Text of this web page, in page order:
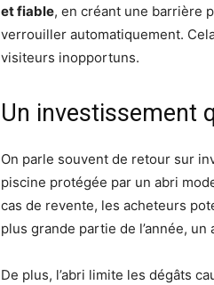
et fiable, en créant une barrière
verrouiller automatiquement.
visiteurs inopportuns.
Un investissement
On parle souvent de retour sur
piscine protégée par un abri
cas de revente, les acheteurs
plus grande partie de l’année,
De plus, l’abri limite les dégâts